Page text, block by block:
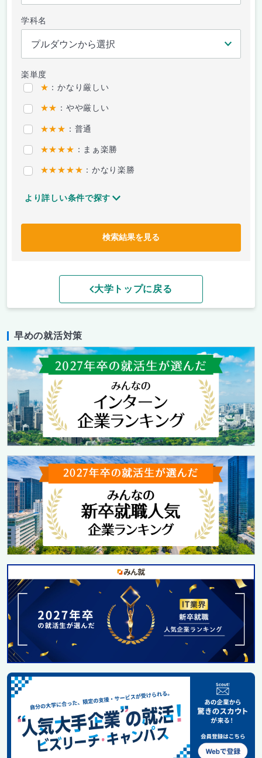
学科名
楽単度
★ ：かなり厳しい
★★ ：やや厳しい
★★★ ：普通
★★★★ ：まぁ楽勝
★★★★★ ：かなり楽勝
より詳しい条件で探す
検索結果を見る
大学トップに戻る
早めの就活対策